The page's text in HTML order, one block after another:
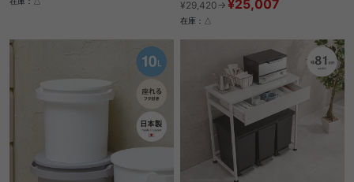
¥29,420→ ¥25,007
在庫：△